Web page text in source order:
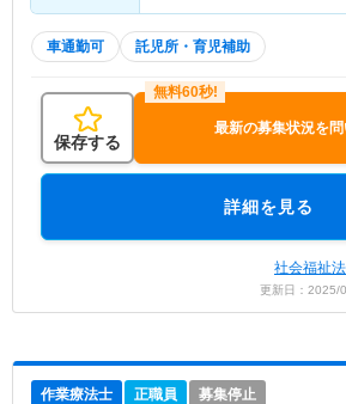
車通勤可 託児所・育児補助
保存する
最新の募集状況を
詳細を見る
社会福祉
更新日：
作業療法士 正職員 募集停止